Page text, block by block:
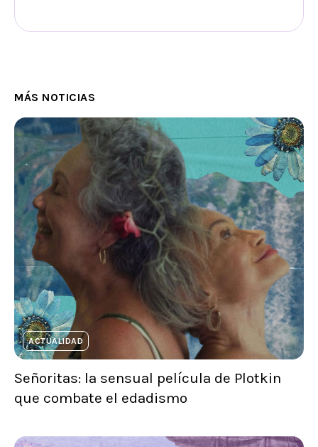
MÁS NOTICIAS
ACTUALIDAD
Señoritas: la sensual película de Plotkin
que combate el edadismo